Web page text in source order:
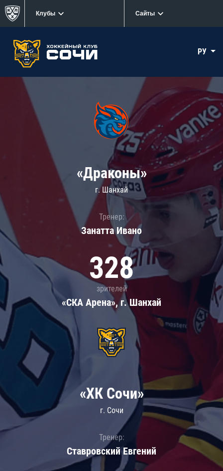
Клубы Сайты
РУ
«Драконы»
г. Шанхай
Тренер:
Занатта Иванo
328
зрителей
«СКА Арена», г. Шанхай
«ХК Сочи»
г. Сочи
Тренер:
Ставровский Евгений